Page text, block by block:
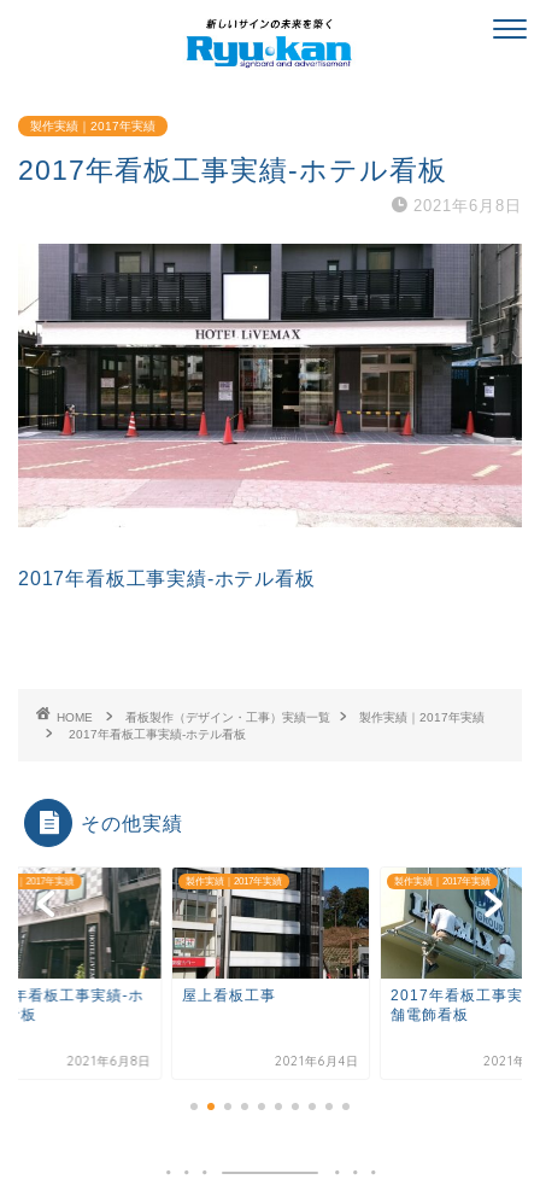
製作実績｜2017年実績
2017年看板工事実績-ホテル看板
2021年6月8日
2017年看板工事実績-ホテル看板
HOME 看板製作（デザイン・工事）実績一覧
製作実績｜2017年実績
2017年看板工事実績-ホテル看板
その他実績
績｜2017年実績
年看板工事実績-ホ
看板
2021年6月8日
製作実績｜2017年実績
屋上看板工事
2021年6月4日
製作実績｜2017年実績
2017年看板工事実
舗電飾看板
2021年6